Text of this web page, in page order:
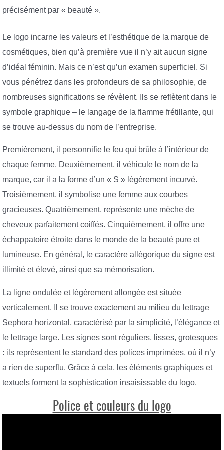
précisément par « beauté ».
Le logo incarne les valeurs et l’esthétique de la marque de
cosmétiques, bien qu’à première vue il n’y ait aucun signe
d’idéal féminin. Mais ce n’est qu’un examen superficiel. Si
vous pénétrez dans les profondeurs de sa philosophie, de
nombreuses significations se révèlent. Ils se reflètent dans le
symbole graphique – le langage de la flamme frétillante, qui
se trouve au-dessus du nom de l’entreprise.
Premièrement, il personnifie le feu qui brûle à l’intérieur de
chaque femme. Deuxièmement, il véhicule le nom de la
marque, car il a la forme d’un « S » légèrement incurvé.
Troisièmement, il symbolise une femme aux courbes
gracieuses. Quatrièmement, représente une mèche de
cheveux parfaitement coiffés. Cinquièmement, il offre une
échappatoire étroite dans le monde de la beauté pure et
lumineuse. En général, le caractère allégorique du signe est
illimité et élevé, ainsi que sa mémorisation.
La ligne ondulée et légèrement allongée est située
verticalement. Il se trouve exactement au milieu du lettrage
Sephora horizontal, caractérisé par la simplicité, l’élégance et
le lettrage large. Les signes sont réguliers, lisses, grotesques
: ils représentent le standard des polices imprimées, où il n’y
a rien de superflu. Grâce à cela, les éléments graphiques et
textuels forment la sophistication insaisissable du logo.
Police et couleurs du logo